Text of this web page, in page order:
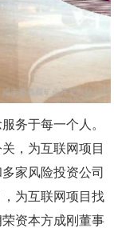
务于每一个人。
，为互联网项目
家风险投资公司
为互联网项目找
资本方成刚董事